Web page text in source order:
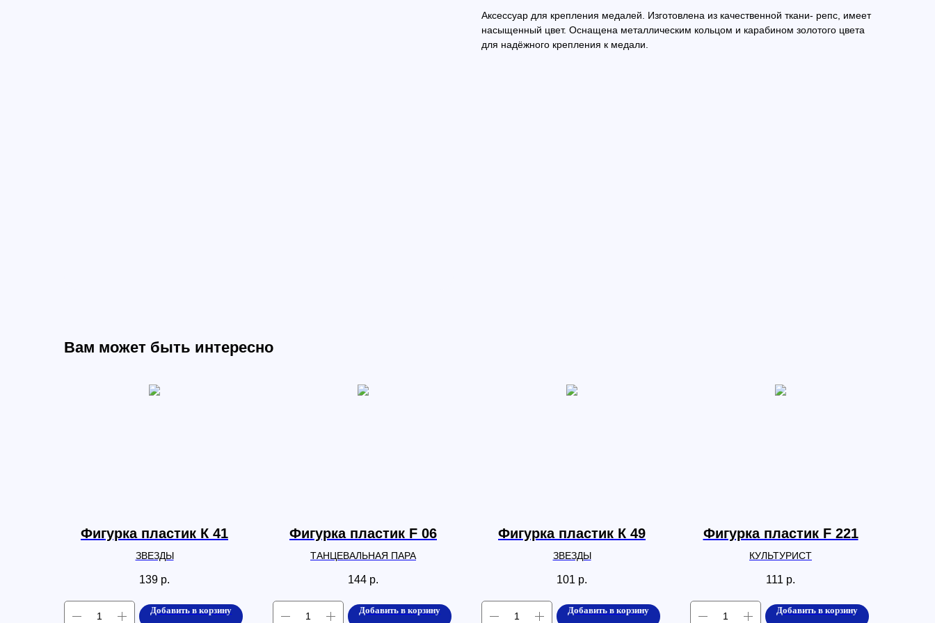
Аксессуар для крепления медалей. Изготовлена из качественной ткани- репс, имеет
насыщенный цвет. Оснащена металлическим кольцом и карабином золотого цвета
для надёжного крепления к медали.
Вам может быть интересно
Фигурка пластик К 41
ЗВЕЗДЫ
139 р.
Добавить в корзину
Фигурка пластик F 06
ТАНЦЕВАЛЬНАЯ ПАРА
144 р.
Добавить в корзину
Фигурка пластик К 49
ЗВЕЗДЫ
101 р.
Добавить в корзину
Фигурка пластик F 221
КУЛЬТУРИСТ
111 р.
Добавить в корзину